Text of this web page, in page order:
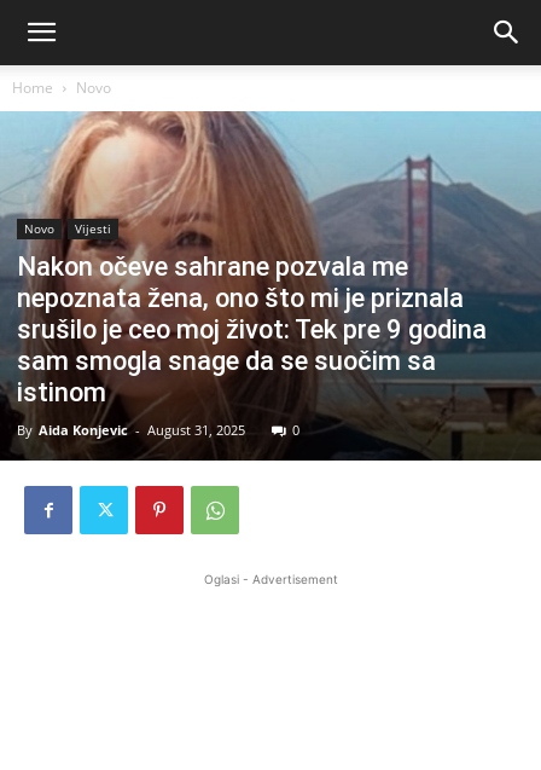
Home Novo
Novo Vijesti
Nakon očeve sahrane pozvala me
nepoznata žena, ono što mi je priznala
srušilo je ceo moj život: Tek pre 9 godina
sam smogla snage da se suočim sa
istinom
By Aida Konjevic - August 31, 2025 0
Oglasi - Advertisement